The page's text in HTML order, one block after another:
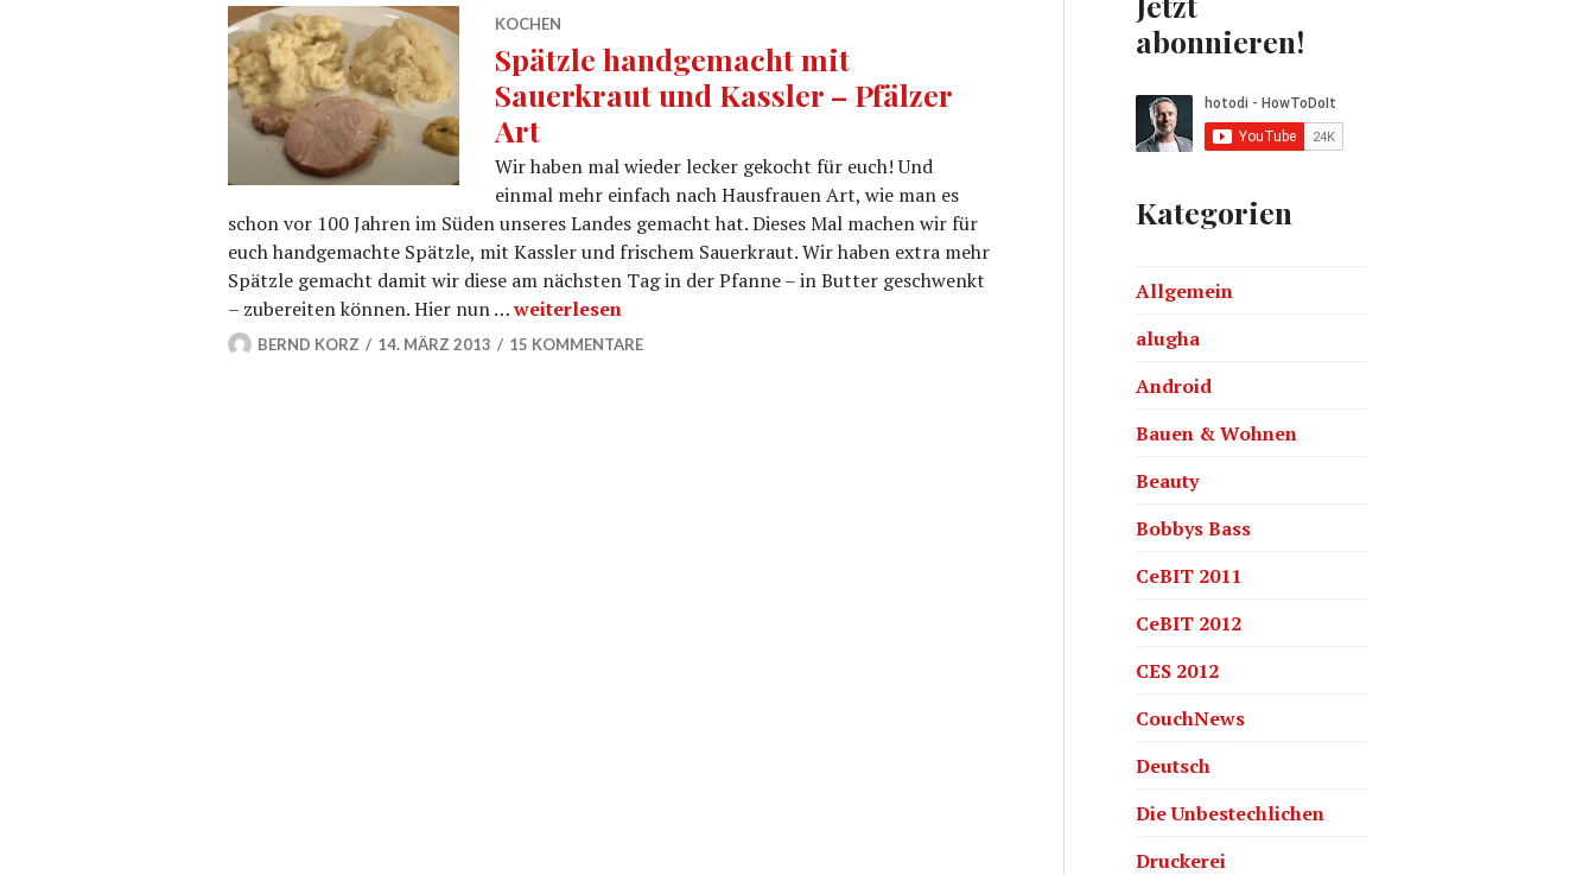
KOCHEN
Spätzle handgemacht mit
Sauerkraut und Kassler – Pfälzer
Art
Wir haben mal wieder lecker gekocht für euch! Und
einmal mehr einfach nach Hausfrauen Art, wie man es
schon vor 100 Jahren im Süden unseres Landes gemacht hat. Dieses Mal machen wir für
euch handgemachte Spätzle, mit Kassler und frischem Sauerkraut. Wir haben extra mehr
Spätzle gemacht damit wir diese am nächsten Tag in der Pfanne – in Butter geschwenkt
– zubereiten können. Hier nun …Spätzle handgemacht mit Sauerkraut und Kassler – Pfälzer Art
weiterlesen
BERND KORZ 14. MÄRZ 2013 15 KOMMENTARE
abonnieren!
Kategorien
Allgemein
alugha
Android
Bauen & Wohnen
Beauty
Bobbys Bass
CeBIT 2011
CeBIT 2012
CES 2012
CouchNews
Deutsch
Die Unbestechlichen
Druckerei